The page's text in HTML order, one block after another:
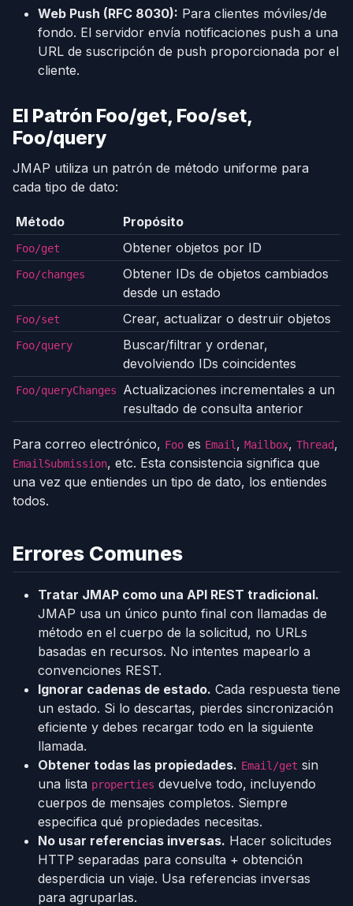
Web Push (RFC 8030): Para clientes móviles/de
fondo. El servidor envía notificaciones push a una
URL de suscripción de push proporcionada por el
cliente.
El Patrón Foo/get, Foo/set,
Foo/query
JMAP utiliza un patrón de método uniforme para
cada tipo de dato:
Método Propósito
Foo/get Obtener objetos por ID
Foo/changes
Obtener IDs de objetos cambiados
desde un estado
Foo/set Crear, actualizar o destruir objetos
Foo/query
Buscar/filtrar y ordenar,
devolviendo IDs coincidentes
Foo/queryChanges
Actualizaciones incrementales a un
resultado de consulta anterior
Para correo electrónico, Foo es Email , Mailbox, Thread,
EmailSubmission, etc. Esta consistencia significa que
una vez que entiendes un tipo de dato, los entiendes
todos.
Errores Comunes
Tratar JMAP como una API REST tradicional.
JMAP usa un único punto final con llamadas de
método en el cuerpo de la solicitud, no URLs
basadas en recursos. No intentes mapearlo a
convenciones REST.
Ignorar cadenas de estado. Cada respuesta tiene
un estado. Si lo descartas, pierdes sincronización
eficiente y debes recargar todo en la siguiente
llamada.
Obtener todas las propiedades. Email/get sin
una lista properties devuelve todo, incluyendo
cuerpos de mensajes completos. Siempre
especifica qué propiedades necesitas.
No usar referencias inversas. Hacer solicitudes
HTTP separadas para consulta + obtención
desperdicia un viaje. Usa referencias inversas
para agruparlas.